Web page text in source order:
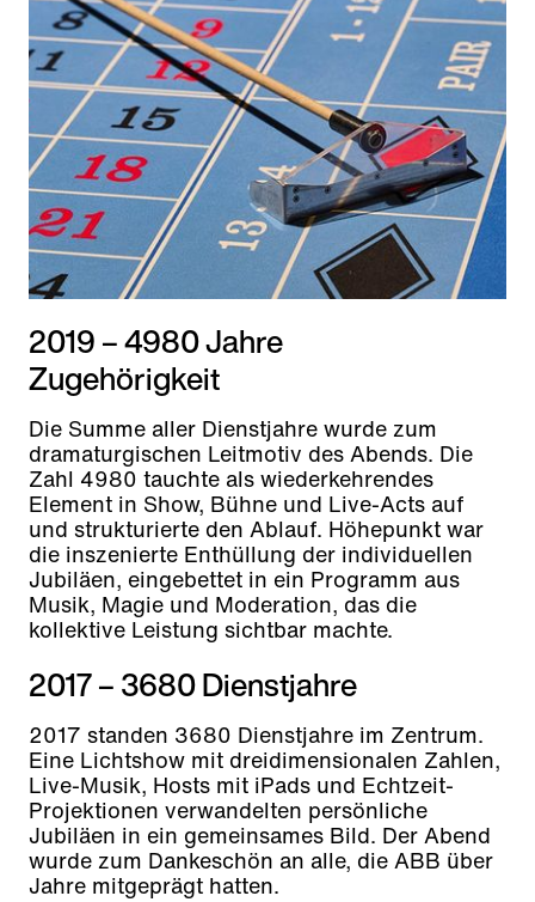
2019 – 4980 Jahre
Zugehörigkeit
Die Summe aller Dienstjahre wurde zum
dramaturgischen Leitmotiv des Abends. Die
Zahl 4980 tauchte als wiederkehrendes
Element in Show, Bühne und Live-Acts auf
und strukturierte den Ablauf. Höhepunkt war
die inszenierte Enthüllung der individuellen
Jubiläen, eingebettet in ein Programm aus
Musik, Magie und Moderation, das die
kollektive Leistung sichtbar machte.
2017 – 3680 Dienstjahre
2017 standen 3680 Dienstjahre im Zentrum.
Eine Lichtshow mit dreidimensionalen Zahlen,
Live-Musik, Hosts mit iPads und Echtzeit-
Projektionen verwandelten persönliche
Jubiläen in ein gemeinsames Bild. Der Abend
wurde zum Dankeschön an alle, die ABB über
Jahre mitgeprägt hatten.